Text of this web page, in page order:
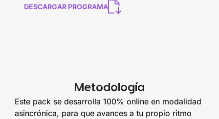
DESCARGAR PROGRAMA
Metodología
Este pack se desarrolla 100% online en modalidad
asincrónica, para que avances a tu propio ritmo